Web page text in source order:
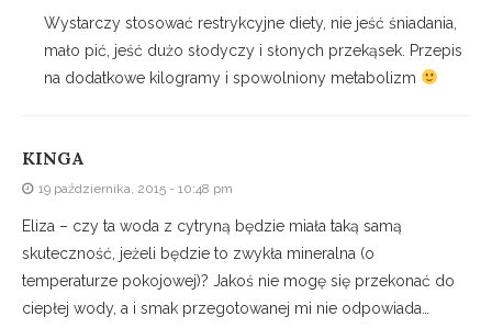
Wystarczy stosować restrykcyjne diety, nie jeść śniadania,
mało pić, jeść dużo słodyczy i słonych przekąsek. Przepis
na dodatkowe kilogramy i spowolniony metabolizm
KINGA
19 października, 2015 - 10:48 pm
Eliza – czy ta woda z cytryną będzie miała taką samą
skuteczność, jeżeli będzie to zwykła mineralna (o
temperaturze pokojowej)? Jakoś nie mogę się przekonać do
ciepłej wody, a i smak przegotowanej mi nie odpowiada…